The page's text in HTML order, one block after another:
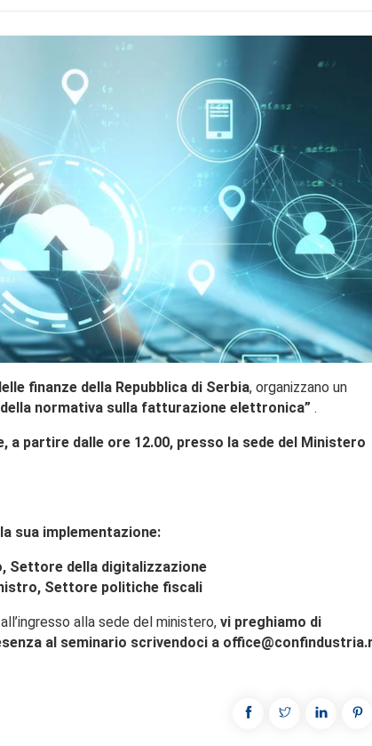
finanze della Repubblica di Serbia, organizzano un
normativa sulla fatturazione elettronica” .
a partire dalle ore 12.00, presso la sede del Ministero
sua implementazione:
Settore della digitalizzazione
Settore politiche fiscali
alla sede del ministero, vi preghiamo di
al seminario scrivendoci a office@confindustria